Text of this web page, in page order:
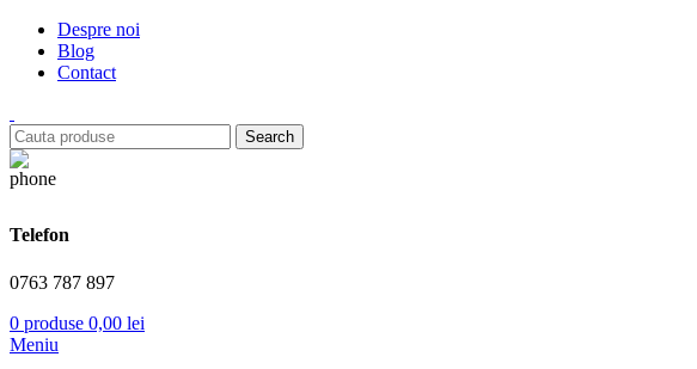
Despre noi
Blog
Contact
Search
Telefon
0763 787 897
0 produse 0,00 lei
Meniu